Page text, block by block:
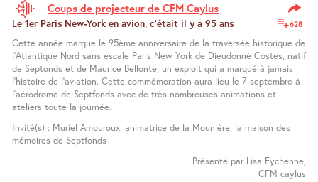
Coups de projecteur de CFM Caylus
628
Le 1er Paris New-York en avion, c’était il y a 95 ans
Cette année marque le 95ème anniversaire de la traversée historique de
l’Atlantique Nord sans escale Paris New York de Dieudonné Costes, natif
de Septonds et de Maurice Bellonte, un exploit qui a marqué à jamais
l’histoire de l’aviation. Cette commémoration aura lieu le 7 septembre à
l’aérodrome de Septfonds avec de très nombreuses animations et
ateliers toute la journée.
Invité(s) : Muriel Amouroux, animatrice de la Mounière, la maison des
mémoires de Septfonds
Présenté par Lisa Eychenne,
CFM caylus